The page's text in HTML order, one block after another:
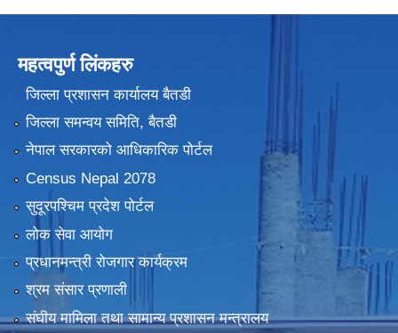
महत्वपुर्ण लिंकहरु
जिल्ला प्रशासन कार्यालय बैतडी
जिल्ला समन्वय समिति, बैतडी
नेपाल सरकारको आधिकारिक पोर्टल
Census Nepal 2078
सुदूरपश्चिम प्रदेश पोर्टल
लोक सेवा आयोग
प्रधानमन्त्री रोजगार कार्यक्रम
श्रम संसार प्रणाली
संघीय मामिला तथा सामान्य प्रशासन मन्त्रालय